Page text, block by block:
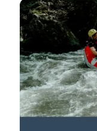
Zee,
zwembad
of
zweet:
zo
blijft
uw
brace
fris
en
effectief
in